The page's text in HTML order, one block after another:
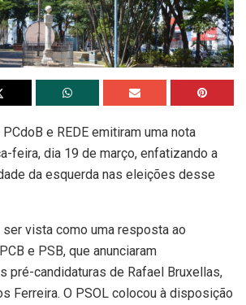
e REDE emitiram uma nota
feira, dia 19 de março, enfatizando a
da esquerda nas eleições desse
vista como uma resposta ao
e PSB, que anunciaram
pré-candidaturas de Rafael Bruxellas,
Ferreira. O PSOL colocou à disposição